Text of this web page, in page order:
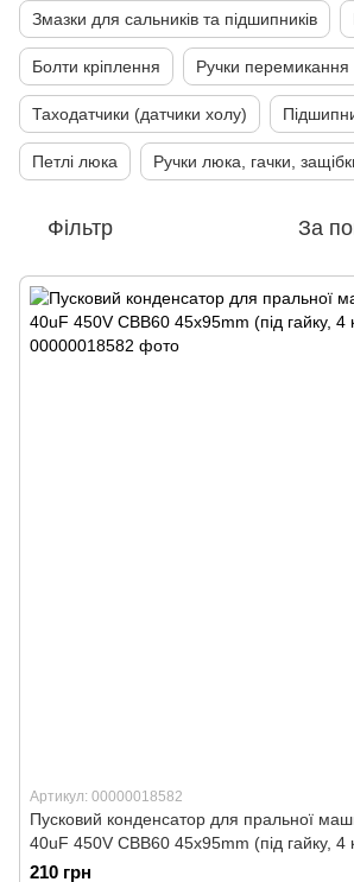
Змазки для сальників та підшипників
Болти кріплення Ручки перемикання
Таходатчики (датчики холу)
Петлі люка Ручки люка, гачки,
Фільтр За
Артикул: 00000018582
Пусковий конденсатор для пральної
40uF 450V CBB60 45x95mm (під гайку, 4
210 грн